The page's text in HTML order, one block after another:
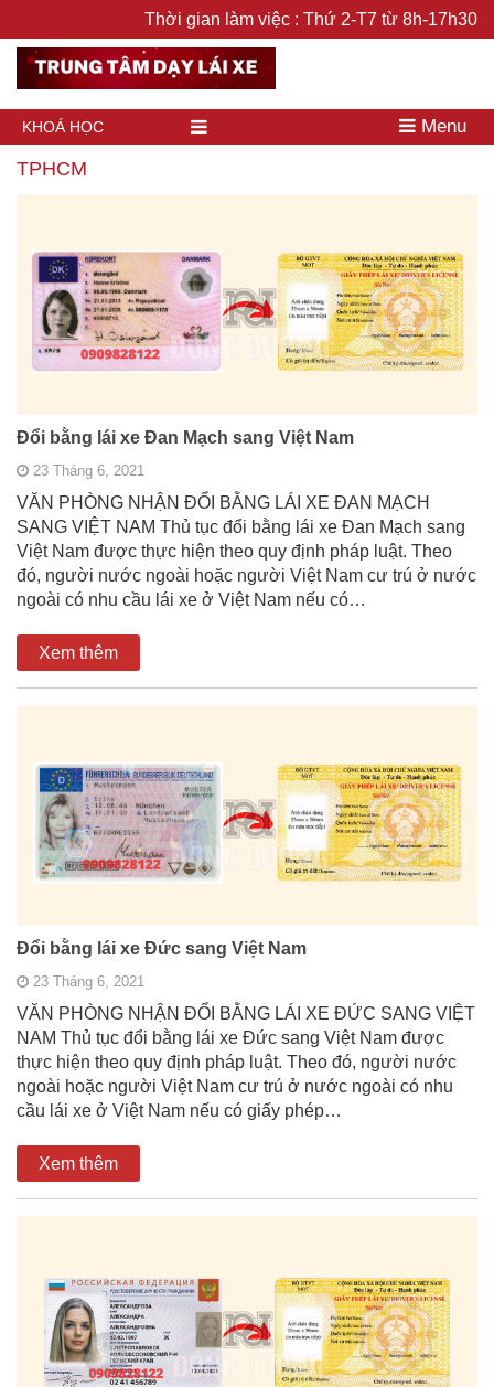
Thời gian làm việc : Thứ 2-T7 từ 8h-17h30
KHOÁ HỌC Menu
TPHCM
Đổi bằng lái xe Đan Mạch sang Việt Nam
23 Tháng 6, 2021
VĂN PHÒNG NHẬN ĐỔI BẰNG LÁI XE ĐAN MẠCH
SANG VIỆT NAM Thủ tục đổi bằng lái xe Đan Mạch sang
Việt Nam được thực hiện theo quy định pháp luật. Theo
đó, người nước ngoài hoặc người Việt Nam cư trú ở nước
ngoài có nhu cầu lái xe ở Việt Nam nếu có…
Xem thêm
Đổi bằng lái xe Đức sang Việt Nam
23 Tháng 6, 2021
VĂN PHÒNG NHẬN ĐỔI BẰNG LÁI XE ĐỨC SANG VIỆT
NAM Thủ tục đổi bằng lái xe Đức sang Việt Nam được
thực hiện theo quy định pháp luật. Theo đó, người nước
ngoài hoặc người Việt Nam cư trú ở nước ngoài có nhu
cầu lái xe ở Việt Nam nếu có giấy phép…
Xem thêm